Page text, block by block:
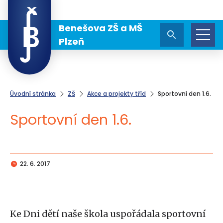
Benešova ZŠ a MŠ
Plzeň
Úvodní stránka ZŠ Akce a projekty tříd Sportovní den 1.6.
Sportovní den 1.6.
22. 6. 2017
Ke Dni dětí naše škola uspořádala sportovní